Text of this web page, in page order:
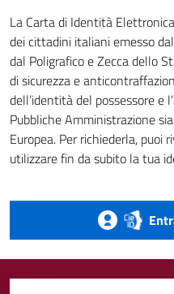
La Carta di Identità
dei cittadini italiani emesso
dal Poligrafico e Zecca dello
di sicurezza e
dell’identità del possessore e
Pubbliche Amministrazione
Europea. Per richiederla,
utilizzare fin da subito la tua